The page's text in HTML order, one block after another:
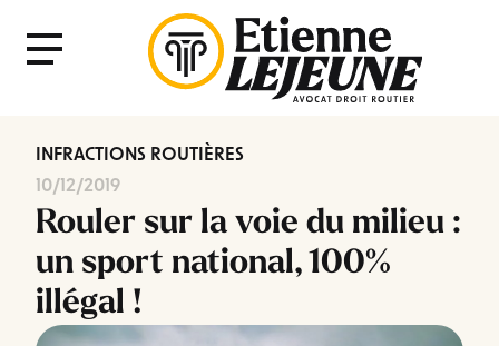
Menu
INFRACTIONS ROUTIÈRES
10/12/2019
Rouler sur la voie du milieu :
un sport national, 100%
illégal !
Fermer